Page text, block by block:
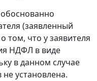
(заявленный
том, что у заявителя
НДФЛ в виде
в данном случае
установлена.